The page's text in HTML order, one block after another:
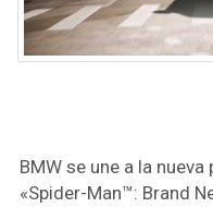
BMW se une a la
«Spider-Man™: Brand